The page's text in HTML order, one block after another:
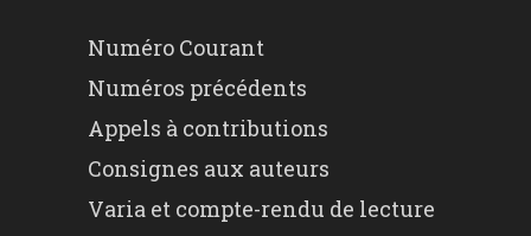
Numéro Courant
Numéros précédents
Appels à contributions
Consignes aux auteurs
Varia et compte-rendu de lecture